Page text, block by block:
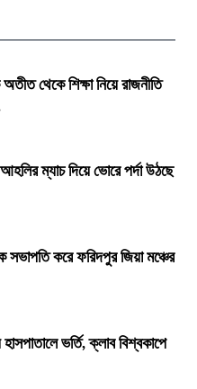
থেকে শিক্ষা নিয়ে রাজনীতি
ম্যাচ দিয়ে ভোরে পর্দা উঠছে
সভাপতি করে ফরিদপুর জিয়া মঞ্চের
ভর্তি, ক্লাব বিশ্বকাপে